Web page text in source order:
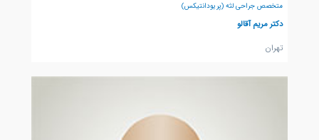
متخصص جراحی لثه (پریودانتیکس)
دکتر مریم آقالو
تهران